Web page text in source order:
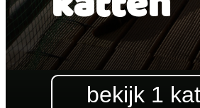
bekijk 1